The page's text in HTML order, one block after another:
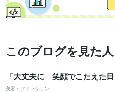
このブログを見た
「大丈夫に 笑顔でこたえた日
美容・ファッション